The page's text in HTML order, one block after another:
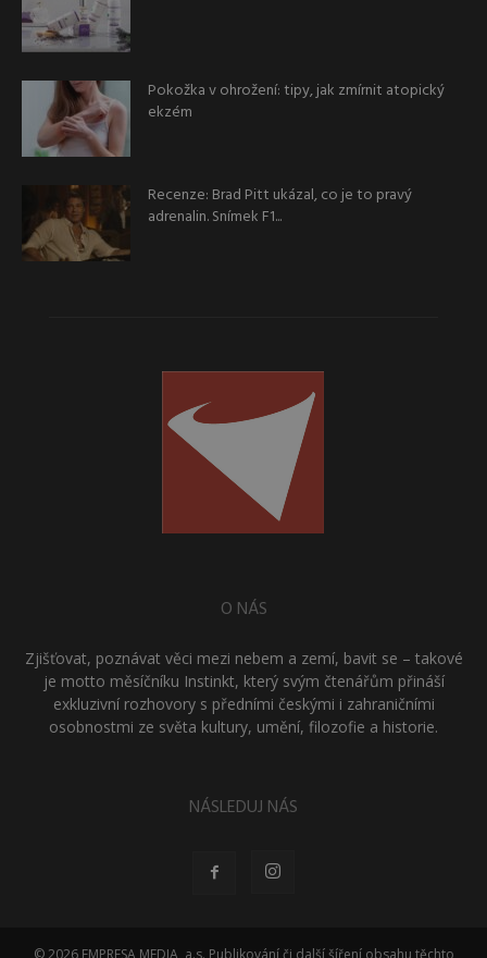
Pokožka v ohrožení: tipy, jak zmírnit atopický
ekzém
Recenze: Brad Pitt ukázal, co je to pravý
adrenalin. Snímek F1...
O NÁS
Zjišťovat, poznávat věci mezi nebem a zemí, bavit se – takové
je motto měsíčníku Instinkt, který svým čtenářům přináší
exkluzivní rozhovory s předními českými i zahraničními
osobnostmi ze světa kultury, umění, filozofie a historie.
NÁSLEDUJ NÁS
© 2026 EMPRESA MEDIA, a.s. Publikování či další šíření obsahu těchto